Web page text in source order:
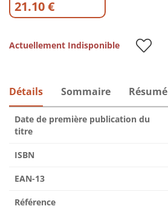
21.10 €
Actuellement Indisponible
Détails Sommaire Résumé
Date de première publication du
titre
ISBN
EAN-13
Référence